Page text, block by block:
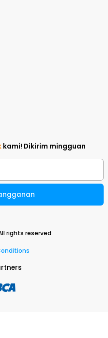
kami! Dikirim mingguan
rights reserved